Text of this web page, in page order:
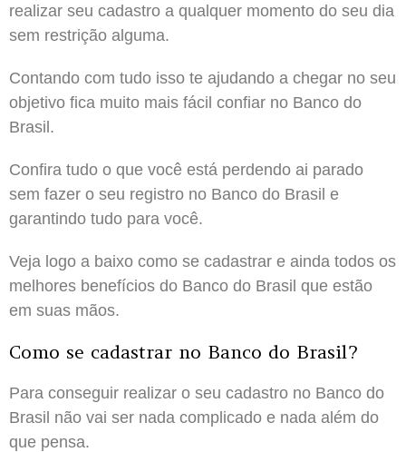
realizar seu cadastro a qualquer momento do seu dia
sem restrição alguma.
Contando com tudo isso te ajudando a chegar no seu
objetivo fica muito mais fácil confiar no Banco do
Brasil.
Confira tudo o que você está perdendo ai parado
sem fazer o seu registro no Banco do Brasil e
garantindo tudo para você.
Veja logo a baixo como se cadastrar e ainda todos os
melhores benefícios do Banco do Brasil que estão
em suas mãos.
Como se cadastrar no Banco do Brasil?
Para conseguir realizar o seu cadastro no Banco do
Brasil não vai ser nada complicado e nada além do
que pensa.